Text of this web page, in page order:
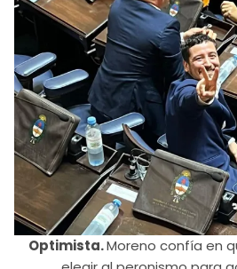
Optimista.Moreno confía en